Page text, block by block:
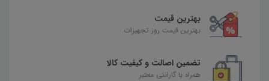
بهترین قیمت
بهترین قیمت روز تجهیزات
تضمین اصالت و کیفیت کالا
همراه با گارانتی معتبر